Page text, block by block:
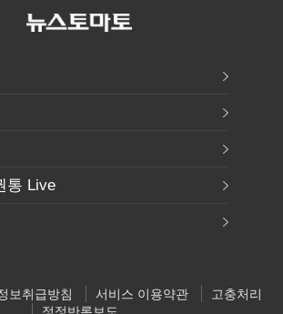
통 Live
보취급방침 서비스 이용약관
고충처리